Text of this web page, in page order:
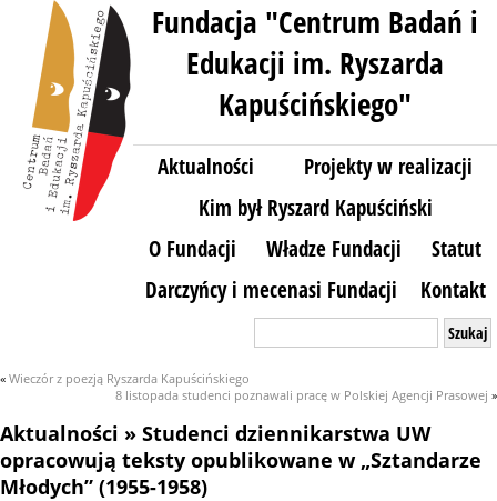
Fundacja "Centrum Badań i
Edukacji im. Ryszarda
Kapuścińskiego"
Aktualności
Projekty w realizacji
Kim był Ryszard Kapuściński
O Fundacji
Władze Fundacji
Statut
Darczyńcy i mecenasi Fundacji
Kontakt
« Wieczór z poezją Ryszarda Kapuścińskiego
8 listopada studenci poznawali pracę w Polskiej Agencji Prasowej »
Aktualności » Studenci dziennikarstwa UW
opracowują teksty opublikowane w „Sztandarze
Młodych” (1955-1958)